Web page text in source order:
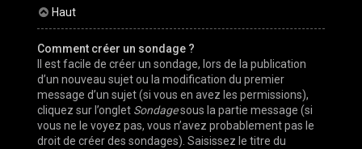
Haut
Comment créer un sondage ?
Il est facile de créer un sondage, lors de la publication
d’un nouveau sujet ou la modification du premier
message d’un sujet (si vous en avez les permissions),
cliquez sur l’onglet Sondagesous la partie message (si
vous ne le voyez pas, vous n’avez probablement pas le
droit de créer des sondages). Saisissez le titre du